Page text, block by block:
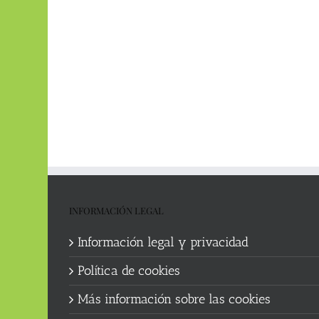
INFORMACIÓN LEGAL
Información legal y privacidad
Política de cookies
Más información sobre las cookies